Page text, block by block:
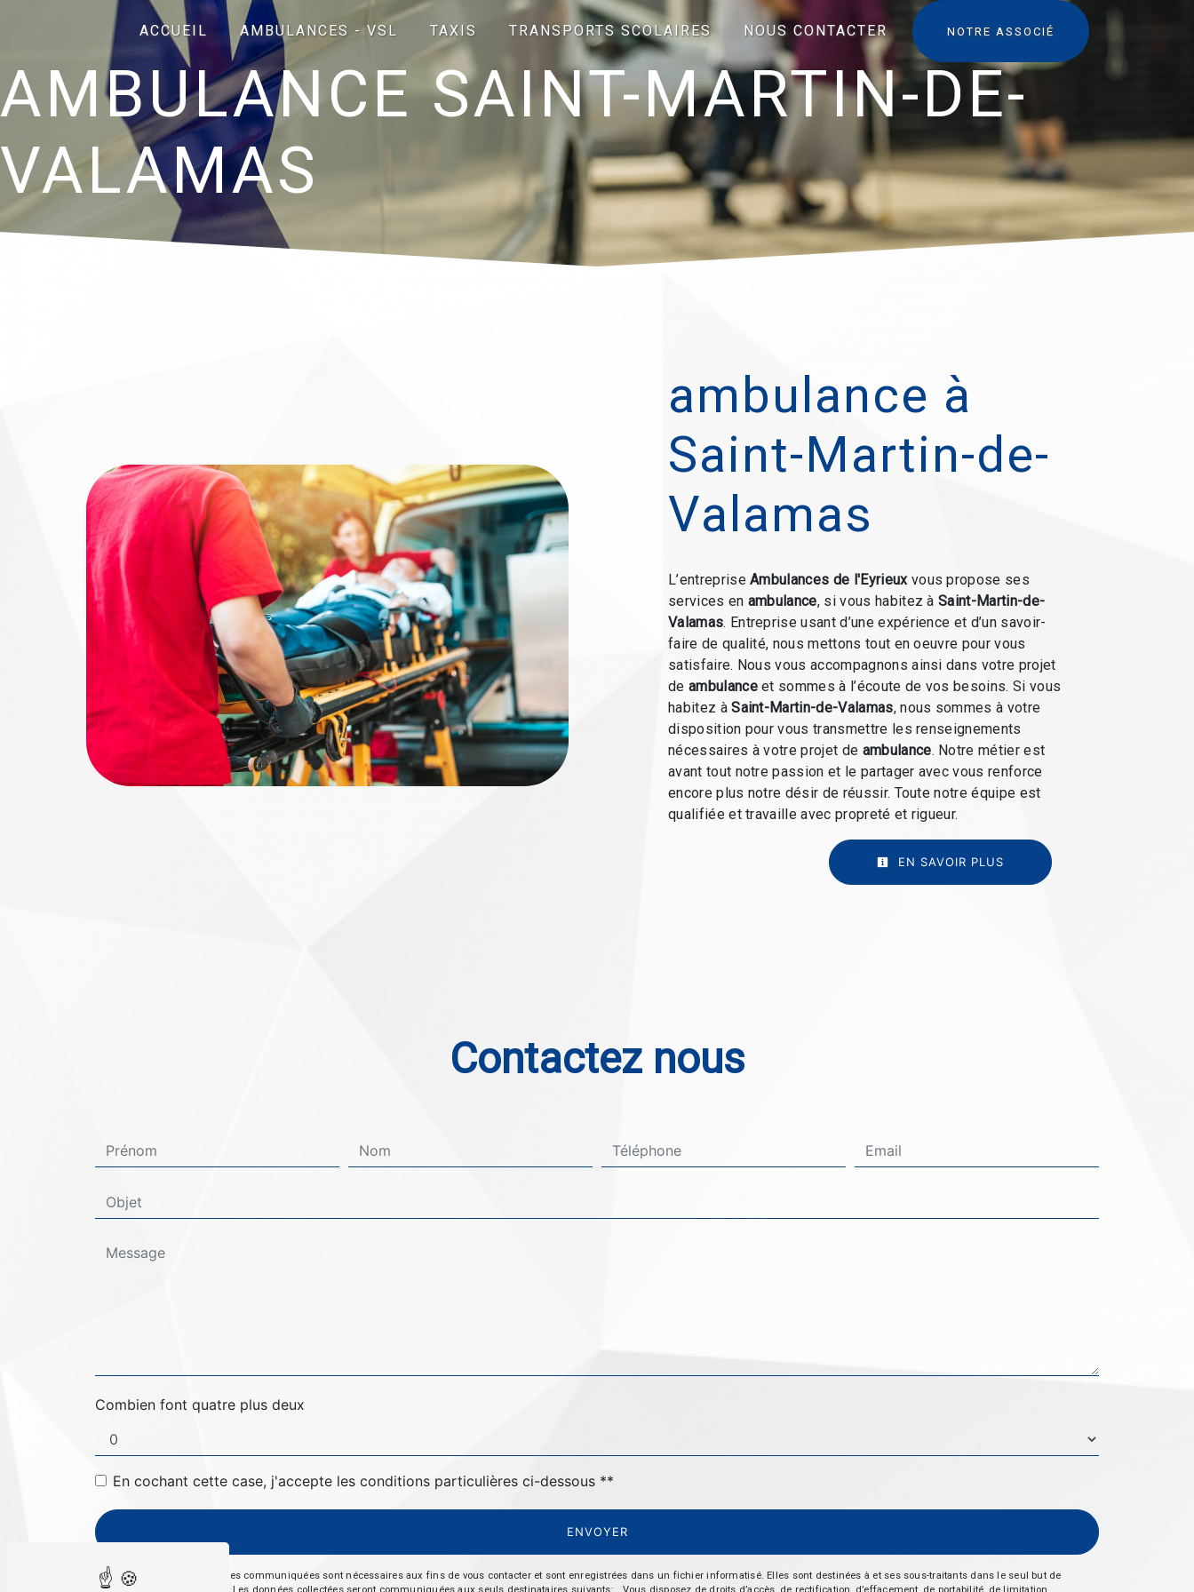
ACCUEIL AMBULANCES - VSL TAXIS TRANSPORTS SCOLAIRES NOUS CONTACTER NOTRE ASSOCIÉ
AMBULANCE SAINT-MARTIN-DE-
VALAMAS
ambulance à
Saint-Martin-de-
Valamas
L’entrepriseAmbulances de l'Eyrieuxvous propose ses
services en ambulance, si vous habitez àSaint-Martin-de-
Valamas. Entreprise usant d’une expérience et d’un savoir-
faire de qualité, nous mettons tout en oeuvre pour vous
satisfaire. Nous vous accompagnons ainsi dans votre projet
de ambulanceet sommes à l’écoute de vos besoins. Si vous
habitez àSaint-Martin-de-Valamas, nous sommes à votre
disposition pour vous transmettre les renseignements
nécessaires à votre projet de ambulance. Notre métier est
avant tout notre passion et le partager avec vous renforce
encore plus notre désir de réussir. Toute notre équipe est
qualifiée et travaille avec propreté et rigueur.
EN SAVOIR PLUS
Contactez nous
Combien font quatre plus deux
En cochant cette case, j'accepte les conditions particulières ci-dessous **
ENVOYER
** Les données personnelles communiquées sont nécessaires aux fins de vous contacter et sont enregistrées dans un fichier informatisé. Elles sont destinées à et ses sous-traitants dans le seul but de
Panneau de gestion des cookies